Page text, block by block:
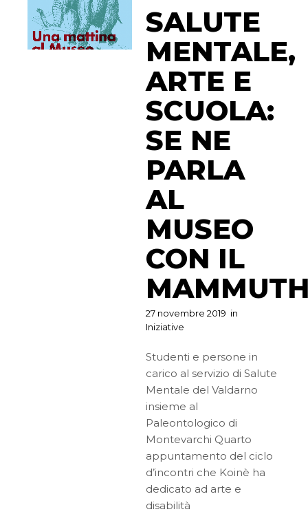
SALUTE
MENTALE,
ARTE E
SCUOLA:
SE NE
PARLA
AL
MUSEO
CON IL
27 novembre 2019 in
Iniziative
Studenti e persone in
carico al servizio di Salute
Mentale del Valdarno
insieme al
Paleontologico di
Montevarchi Quarto
appuntamento del ciclo
d’incontri che Koinè ha
dedicato ad arte e
disabilità